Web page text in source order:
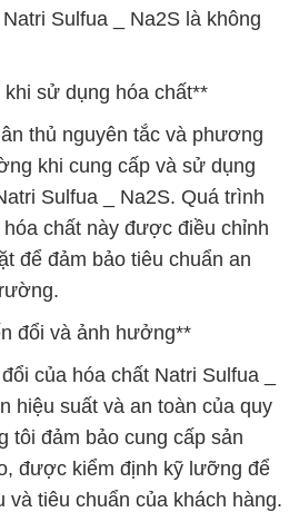
Sulfua _ Na2S là không
sử dụng hóa chất**
thủ nguyên tắc và phương
khi cung cấp và sử dụng
Sulfua _ Na2S. Quá trình
chất này được điều chỉnh
để đảm bảo tiêu chuẩn an
đổi và ảnh hưởng**
của hóa chất Natri Sulfua _
hiệu suất và an toàn của quy
tôi đảm bảo cung cấp sản
được kiểm định kỹ lưỡng để
và tiêu chuẩn của khách hàng.